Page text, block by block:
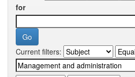
for
Current filters: